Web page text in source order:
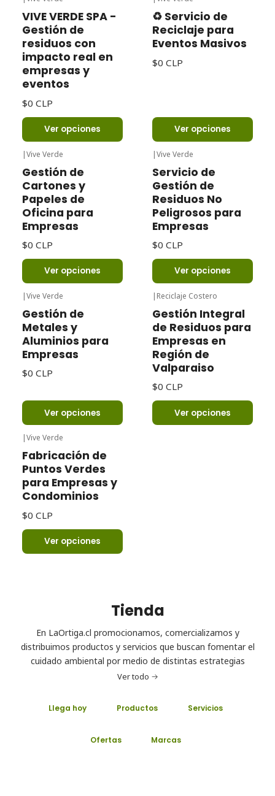
VIVE VERDE SPA -
Gestión de
residuos con
impacto real en
empresas y
eventos
$0 CLP
Ver opciones
♻️ Servicio de
Reciclaje para
Eventos Masivos
$0 CLP
Ver opciones
|Vive Verde
Gestión de
Cartones y
Papeles de
Oficina para
Empresas
$0 CLP
Ver opciones
|Vive Verde
Servicio de
Gestión de
Residuos No
Peligrosos para
Empresas
$0 CLP
Ver opciones
|Vive Verde
Gestión de
Metales y
Aluminios para
Empresas
$0 CLP
Ver opciones
| Reciclaje Costero
Gestión Integral
de Residuos para
Empresas en
Región de
Valparaiso
$0 CLP
Ver opciones
|Vive Verde
Fabricación de
Puntos Verdes
para Empresas y
Condominios
$0 CLP
Ver opciones
Tienda
En LaOrtiga.cl promocionamos, comercializamos y
distribuimos productos y servicios que buscan fomentar el
cuidado ambiental por medio de distintas estrategias
Ver todo
Llega hoy Productos Servicios
Ofertas Marcas